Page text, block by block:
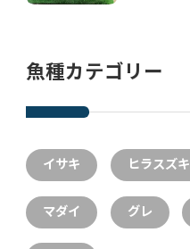
魚種カテゴリー
イサキ ヒラスズキ
マダイ グレ